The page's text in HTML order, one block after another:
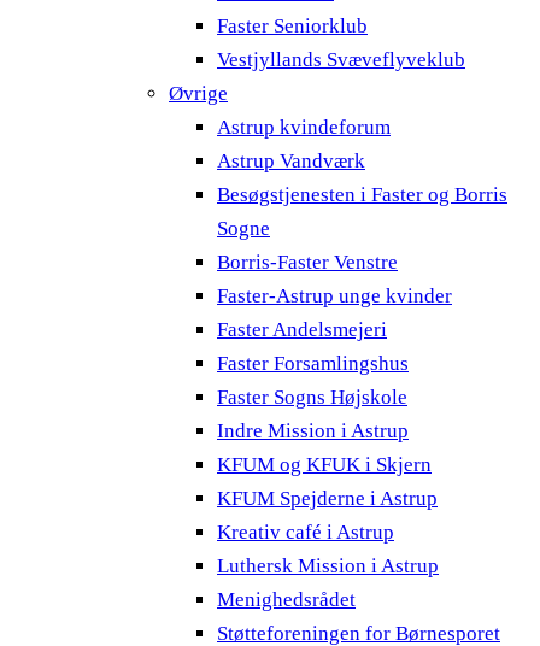
Faster Seniorklub
Vestjyllands Svæveflyveklub
Øvrige
Astrup kvindeforum
Astrup Vandværk
Besøgstjenesten i Faster og Borris
Sogne
Borris-Faster Venstre
Faster-Astrup unge kvinder
Faster Andelsmejeri
Faster Forsamlingshus
Faster Sogns Højskole
Indre Mission i Astrup
KFUM og KFUK i Skjern
KFUM Spejderne i Astrup
Kreativ café i Astrup
Luthersk Mission i Astrup
Menighedsrådet
Støtteforeningen for Børnesporet